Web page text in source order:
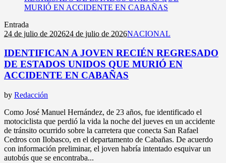
Entrada
24 de julio de 202624 de julio de 2026NACIONAL
IDENTIFICAN A JOVEN RECIÉN REGRESADO
DE ESTADOS UNIDOS QUE MURIÓ EN
ACCIDENTE EN CABAÑAS
by Redacción
Como José Manuel Hernández, de 23 años, fue identificado el
motociclista que perdió la vida la noche del jueves en un accidente
de tránsito ocurrido sobre la carretera que conecta San Rafael
Cedros con Ilobasco, en el departamento de Cabañas. De acuerdo
con información preliminar, el joven habría intentado esquivar un
autobús que se encontraba...